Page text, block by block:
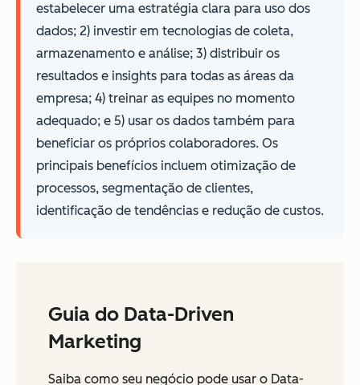
estabelecer uma estratégia clara para uso dos
dados; 2) investir em tecnologias de coleta,
armazenamento e análise; 3) distribuir os
resultados e insights para todas as áreas da
empresa; 4) treinar as equipes no momento
adequado; e 5) usar os dados também para
beneficiar os próprios colaboradores. Os
principais benefícios incluem otimização de
processos, segmentação de clientes,
identificação de tendências e redução de custos.
Guia do Data-Driven
Marketing
Saiba como seu negócio pode usar o Data-